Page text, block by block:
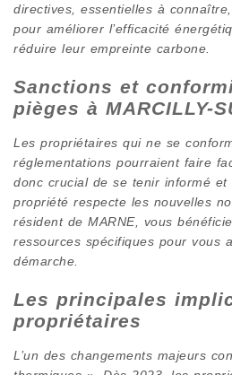
directives, essentielles à
pour améliorer l’efficacité
réduire leur empreinte carbone.
Sanctions et
pièges à MARCILLY-
Les propriétaires qui ne se
réglementations pourraient faire
donc crucial de se tenir informé et
propriété respecte les nouvelles
résident de MARNE, vous
ressources spécifiques pour vous
démarche.
Les principales
propriétaires
L’un des changements majeurs